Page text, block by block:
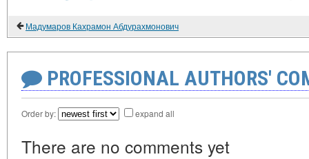
Мадумаров Кахрамон Абдурахмонович
PROFESSIONAL AUTHORS'
Order by: expand all
There are no comments yet